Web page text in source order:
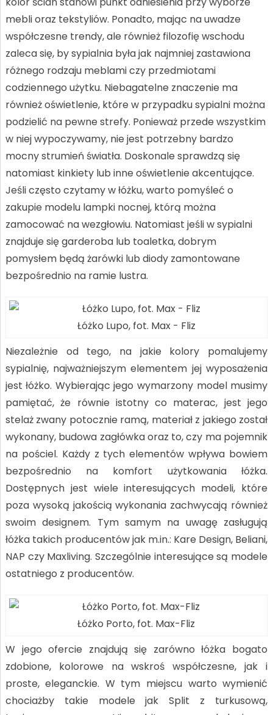
mebli oraz tekstyliów. Ponadto, mając na uwadze
współczesne trendy, ale również filozofię wschodu
zaleca się, by sypialnia była jak najmniej zastawiona
różnego rodzaju meblami czy przedmiotami
codziennego użytku. Niebagatelne znaczenie ma
również oświetlenie, które w przypadku sypialni można
podzielić na pewne strefy. Ponieważ przede wszystkim
w niej wypoczywamy, nie jest potrzebny bardzo
mocny strumień światła. Doskonale sprawdzą się
natomiast kinkiety lub inne oświetlenie akcentujące.
Jeśli często czytamy w łóżku, warto pomyśleć o
zakupie modelu lampki nocnej, którą można
zamocować na wezgłowiu. Natomiast jeśli w sypialni
znajduje się garderoba lub toaletka, dobrym
pomysłem będą żarówki lub diody zamontowane
bezpośrednio na ramie lustra.
Łóżko Lupo, fot. Max - Fliz
Niezależnie od tego, na jakie kolory pomalujemy
sypialnię, najważniejszym elementem jej wyposażenia
jest łóżko. Wybierając jego wymarzony model musimy
pamiętać, że równie istotny co materac, jest jego
stelaż zwany potocznie ramą, materiał z jakiego został
wykonany, budowa zagłówka oraz to, czy ma pojemnik
na pościel. Każdy z tych elementów wpływa bowiem
bezpośrednio na komfort użytkowania łóżka.
Dostępnych jest wiele interesujących modeli, które
poza wysoką jakością wykonania zachwycają również
swoim designem. Tym samym na uwagę zasługują
łóżka takich producentów jak m.in.: Kare Design, Beliani,
NAP czy Maxliving. Szczególnie interesujące są modele
ostatniego z producentów.
Łóżko Porto, fot. Max-Fliz
W jego ofercie znajdują się zarówno łóżka bogato
zdobione, kolorowe na wskroś współczesne, jak i
proste, eleganckie. W tym miejscu warto wymienić
chociażby takie modele jak Split z turkusową,